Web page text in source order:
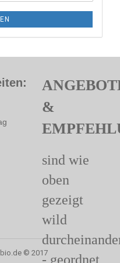
&
sind wie
oben
gezeigt
wild
- geordnet
© 2017